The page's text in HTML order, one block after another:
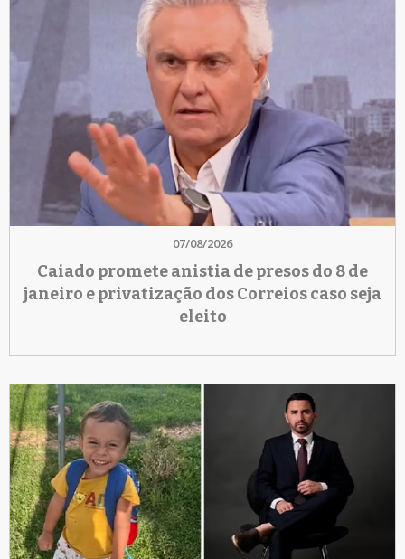
07/08/2026
Caiado promete anistia de presos do 8 de
janeiro e privatização dos Correios caso seja
eleito